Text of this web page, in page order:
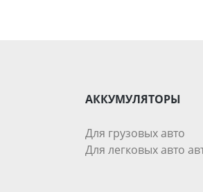
АККУМУЛЯТОРЫ
Для грузовых авто
Для легковых авто